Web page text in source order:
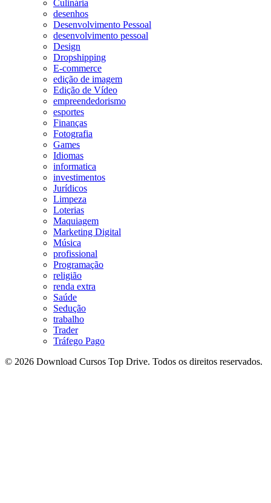
Culinária
desenhos
Desenvolvimento Pessoal
desenvolvimento pessoal
Design
Dropshipping
E-commerce
edição de imagem
Edição de Vídeo
empreendedorismo
esportes
Finanças
Fotografia
Games
Idiomas
informatica
investimentos
Jurídicos
Limpeza
Loterias
Maquiagem
Marketing Digital
Música
profissional
Programação
religião
renda extra
Saúde
Sedução
trabalho
Trader
Tráfego Pago
© 2026 Download Cursos Top Drive. Todos os direitos reservados.